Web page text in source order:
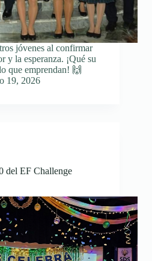
jóvenes al confirmar
y la esperanza. ¡Qué su
que emprendan! 🙌
19, 2026
del EF Challenge